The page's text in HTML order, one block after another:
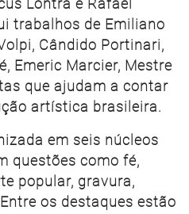
Lontra e Rafael
trabalhos de Emiliano
Cândido Portinari,
Emeric Marcier, Mestre
que ajudam a contar
artística brasileira.
em seis núcleos
questões como fé,
popular, gravura,
os destaques estão